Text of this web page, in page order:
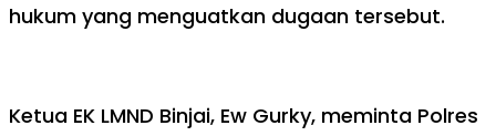
hukum yang menguatkan dugaan tersebut.
Ketua EK LMND Binjai, Ew Gurky, meminta Polres